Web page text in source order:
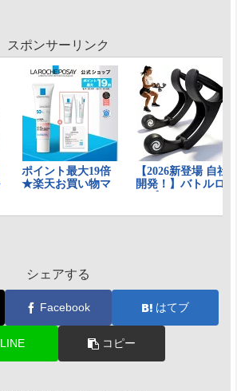
スポンサーリンク
シェアする
Facebook はてブ
LINE コピー